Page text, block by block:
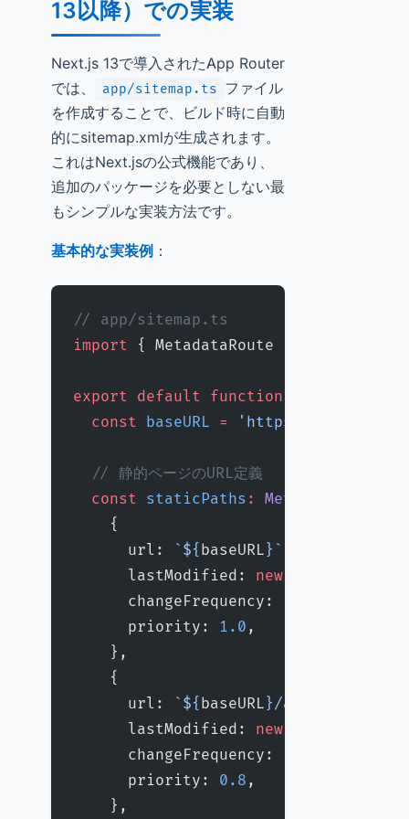
13以降）での実装
Next.js 13で導入されたApp Router
では、
app/sitemap.ts ファイル
を作成することで、ビルド時に自動
的にsitemap.xmlが生成されます。
これはNext.jsの公式機能であり、
追加のパッケージを必要としない最
もシンプルな実装方法です。
基本的な実装例 ：
// app/sitemap.ts
import { MetadataRoute }
export default function
  const
baseURL = 'https://
  // 静的ページのURL定義
  const
staticPaths : MetadataRoute
    {
      url:
`${ baseURL }`
      lastModified:
new
      changeFrequency:
      priority:
1.0 ,
    },
    {
      url:
`${ baseURL }/about`
      lastModified:
new
      changeFrequency:
      priority:
0.8 ,
    },